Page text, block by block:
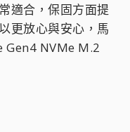
適合，保固方面提
更放心與安心，馬
Gen4 NVMe M.2